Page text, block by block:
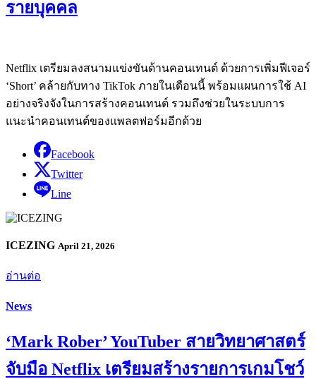
รายบุคคล
Netflix เตรียมลงสนามแข่งขันด้านคอนเทนต์ ด้วยการเพิ่มฟีเจอร์
‘Short’ คล้ายกับทาง TikTok ภายในเดือนนี้ พร้อมแผนการใช้ AI
อย่างจริงจังในการสร้างคอนเทนต์ รวมถึงช่วยในระบบการ
แนะนำคอนเทนต์ของแพลตฟอร์มอีกด้วย
Facebook
Twitter
Line
ICEZING April 21, 2026
อ่านต่อ
News
‘Mark Rober’ YouTuber สายวิทยาศาสตร์
จับมือ Netflix เตรียมสร้างรายการเกมโชว์